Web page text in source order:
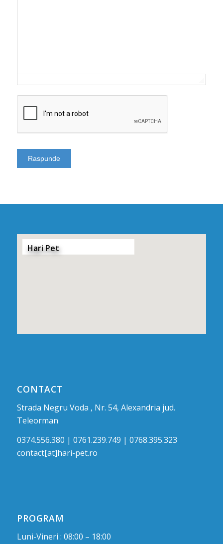
Hari Pet
CONTACT
Strada Negru Voda , Nr. 54, Alexandria jud.
Teleorman
0374.556.380 | 0761.239.749 | 0768.395.323
contact[at]hari-pet.ro
PROGRAM
Luni-Vineri : 08:00 – 18:00